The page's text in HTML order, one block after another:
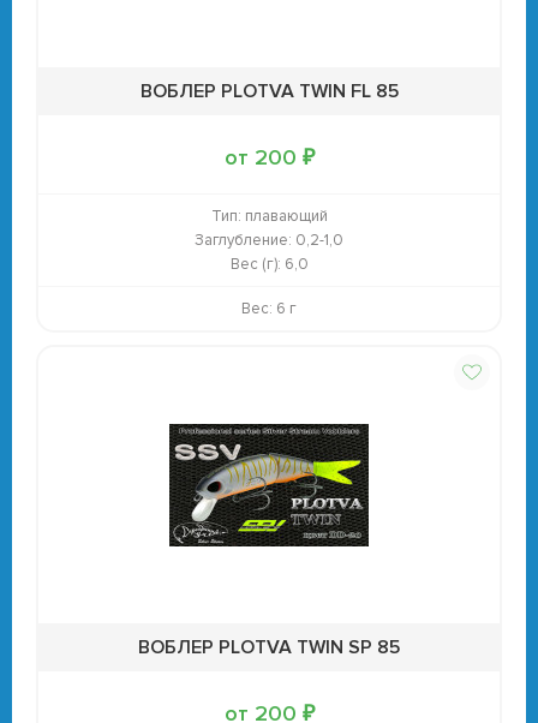
ВОБЛЕР PLOTVA TWIN FL 85
от 200 ₽
Тип: плавающий
Заглубление: 0,2-1,0
Вес (г): 6,0
Вес: 6 г
ВОБЛЕР PLOTVA TWIN SP 85
от 200 ₽